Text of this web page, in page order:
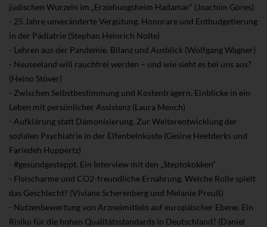
jüdischen Wurzeln im „Erziehungsheim Hadamar“ (Joachim Göres)
- 25 Jahre unveränderte Vergütung. Honorare und Entbudgetierung
in der Pädiatrie (Stephan Heinrich Nolte)
- Lehren aus der Pandemie. Bilanz und Ausblick (Wolfgang Wagner)
- Neuseeland will rauchfrei werden – und wie sieht es bei uns aus?
(Heino Stöver)
- Zwischen Selbstbestimmung und Kostenträgern. Einblicke in ein
Leben mit persönlicher Assistenz (Laura Mench)
- Aufklärung statt Dämonisierung. Zur Weiterentwicklung der
sozialen Psychiatrie in der Elfenbeinküste (Gesine Heetderks und
Fariedeh Huppertz)
- #gesundgesteppt. Ein Interview mit den „Steptokokken“
- Fleischarme und CO2-freundliche Ernährung. Welche Rolle spielt
das Geschlecht? (Viviane Scherenberg und Melanie Preuß)
- Nutzenbewertung von Arzneimitteln auf europäischer Ebene. Ein
Risiko für die hohen Qualitätsstandards in Deutschland? (Daniel